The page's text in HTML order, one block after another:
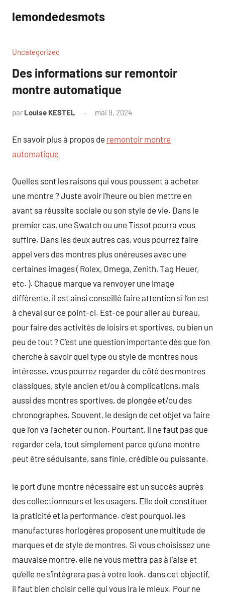
contenu
lemondedesmots
Uncategorized
Des informations sur remontoir
montre automatique
par Louise KESTEL mai 9, 2024
En savoir plus à propos de remontoir montre
automatique
Quelles sont les raisons qui vous poussent à acheter
une montre ? Juste avoir l’heure ou bien mettre en
avant sa réussite sociale ou son style de vie. Dans le
premier cas, une Swatch ou une Tissot pourra vous
suffire. Dans les deux autres cas, vous pourrez faire
appel vers des montres plus onéreuses avec une
certaines images ( Rolex, Omega, Zenith, Tag Heuer,
etc. ). Chaque marque va renvoyer une image
différente, il est ainsi conseillé faire attention si l’on est
à cheval sur ce point-ci. Est-ce pour aller au bureau,
pour faire des activités de loisirs et sportives, ou bien un
peu de tout ? C’est une question importante dès que l’on
cherche à savoir quel type ou style de montres nous
intéresse. vous pourrez regarder du côté des montres
classiques, style ancien et/ou à complications, mais
aussi des montres sportives, de plongée et/ou des
chronographes. Souvent, le design de cet objet va faire
que l’on va l’acheter ou non. Pourtant, il ne faut pas que
regarder cela, tout simplement parce qu’une montre
peut être séduisante, sans finie, crédible ou puissante.
le port d’une montre nécessaire est un succès auprès
des collectionneurs et les usagers. Elle doit constituer
la praticité et la performance. c’est pourquoi, les
manufactures horlogères proposent une multitude de
marques et de style de montres. Si vous choisissez une
mauvaise montre, elle ne vous mettra pas à l’aise et
qu’elle ne s’intégrera pas à votre look. dans cet objectif,
il faut bien choisir celle qui vous ira le mieux. Pour ne